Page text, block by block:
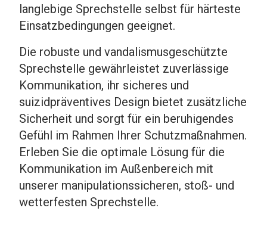
langlebige Sprechstelle selbst für härteste
Einsatzbedingungen geeignet.
Die robuste und vandalismusgeschützte
Sprechstelle gewährleistet zuverlässige
Kommunikation, ihr sicheres und
suizidpräventives Design bietet zusätzliche
Sicherheit und sorgt für ein beruhigendes
Gefühl im Rahmen Ihrer Schutzmaßnahmen.
Erleben Sie die optimale Lösung für die
Kommunikation im Außenbereich mit
unserer manipulationssicheren, stoß- und
wetterfesten Sprechstelle.